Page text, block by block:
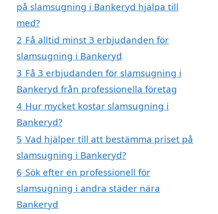
på slamsugning i Bankeryd hjälpa till
med?
2 Få alltid minst 3 erbjudanden för
slamsugning i Bankeryd
3 Få 3 erbjudanden för slamsugning i
Bankeryd från professionella företag
4 Hur mycket kostar slamsugning i
Bankeryd?
5 Vad hjälper till att bestämma priset på
slamsugning i Bankeryd?
6 Sök efter en professionell för
slamsugning i andra städer nära
Bankeryd